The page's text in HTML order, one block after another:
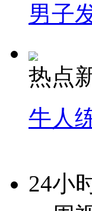
男子
热点
牛人
24小